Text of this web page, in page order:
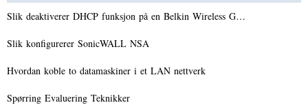
Slik deaktiverer DHCP funksjon på en Belkin Wireless G…
Slik konfigurerer SonicWALL NSA
Hvordan koble to datamaskiner i et LAN nettverk
Spørring Evaluering Teknikker